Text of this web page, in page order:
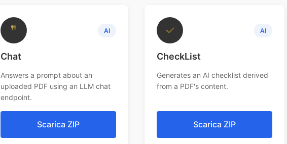
❞ AI
Chat
Answers a prompt about an
uploaded PDF using an LLM chat
endpoint.
Scarica ZIP
✓ AI
CheckList
Generates an AI checklist derived
from a PDF's content.
Scarica ZIP